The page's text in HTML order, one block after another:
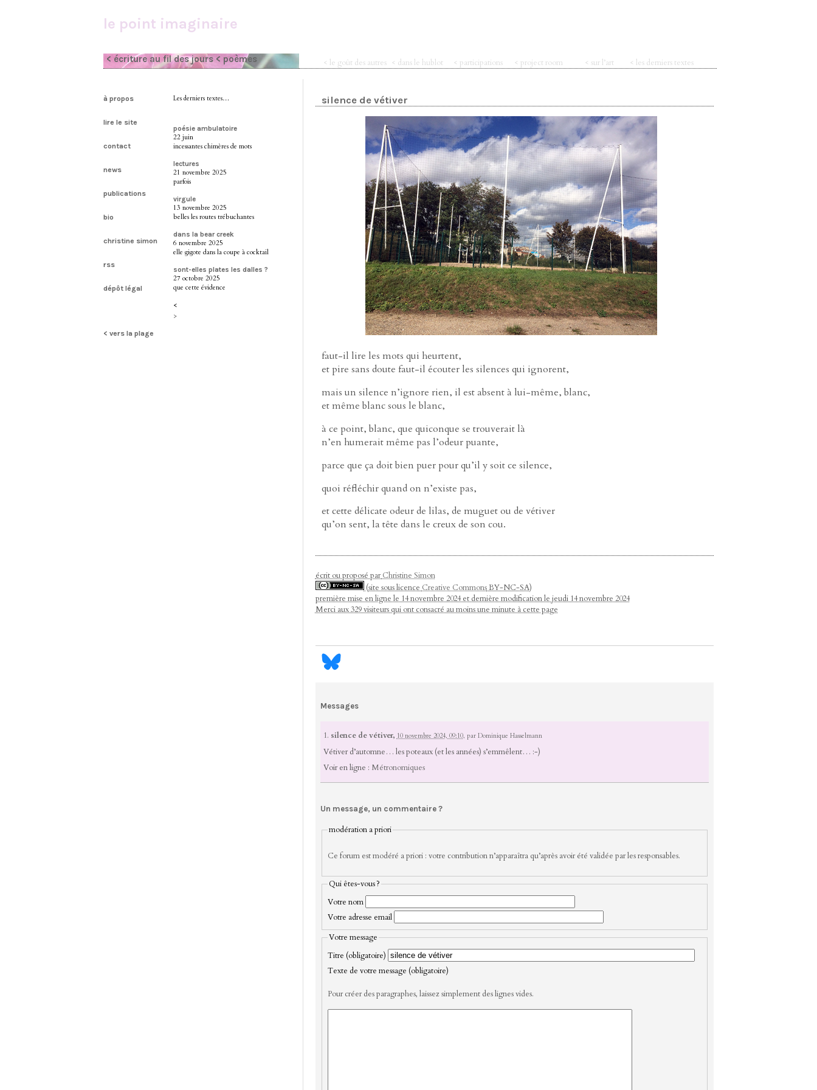
le point imaginaire
< écriture au fil des jours < poèmes < le goût des autres < dans le hublot < participations < project room < sur l’art < les derniers textes
à propos
lire le site
contact
news
publications
bio
christine simon
rss
dépôt légal
< vers la plage
Les derniers textes…
poésie ambulatoire
22 juin
incessantes chimères de mots
lectures
21 novembre 2025
parfois
virgule
13 novembre 2025
belles les routes trébuchantes
dans la bear creek
6 novembre 2025
elle gigote dans la coupe à cocktail
sont-elles plates les dalles ?
27 octobre 2025
que cette évidence
<
>
silence de vétiver
faut-il lire les mots qui heurtent,
et pire sans doute faut-il écouter les silences qui ignorent,
mais un silence n’ignore rien, il est absent à lui-même, blanc,
et même blanc sous le blanc,
à ce point, blanc, que quiconque se trouverait là
n’en humerait même pas l’odeur puante,
parce que ça doit bien puer pour qu’il y soit ce silence,
quoi réfléchir quand on n’existe pas,
et cette délicate odeur de lilas, de muguet ou de vétiver
qu’on sent, la tête dans le creux de son cou.
écrit ou proposé parChristine Simon
(site sous licence Creative CommonsBY-NC-SA)
première mise en ligne le 14 novembre 2024 et dernière modification le jeudi 14 novembre 2024
Merci aux 329 visiteurs qui ont consacré au moins une minute à cette page
Messages
1. silence de vétiver, 10 novembre 2024, 09:10, par Dominique Hasselmann
Vétiver d’automne… les poteaux (et les années) s’emmêlent… :-)
Voir en ligne : Métronomiques
Un message, un commentaire ?
modération a priori
Ce forum est modéré a priori : votre contribution n’apparaîtra qu’après avoir été validée par les responsables.
Qui êtes-vous ?
Votre nom
Votre adresse email
Votre message
Titre (obligatoire)
Texte de votre message (obligatoire)
Pour créer des paragraphes, laissez simplement des lignes vides.